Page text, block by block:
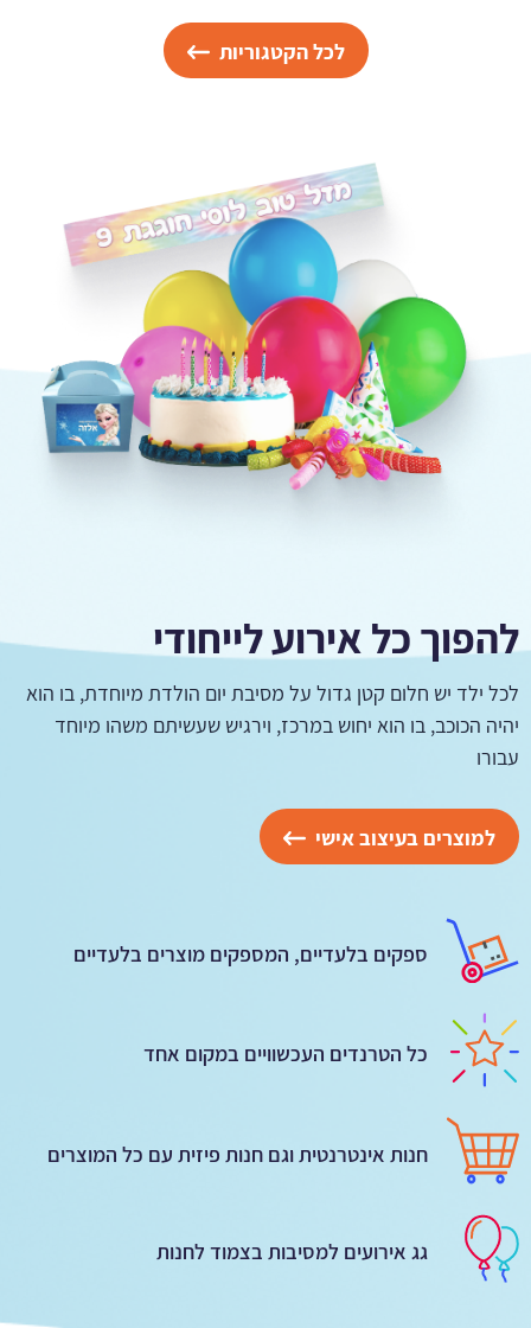
לכל הקטגוריות
להפוך כל אירוע לייחודי
לכל ילד יש חלום קטן גדול על מסיבת יום הולדת מיוחדת, בו הוא
יהיה הכוכב, בו הוא יחוש במרכז, וירגיש שעשיתם משהו מיוחד
עבורו
למוצרים בעיצוב אישי
ספקים בלעדיים, המספקים מוצרים בלעדיים
כל הטרנדים העכשוויים במקום אחד
חנות אינטרנטית וגם חנות פיזית עם כל המוצרים
גג אירועים למסיבות בצמוד לחנות